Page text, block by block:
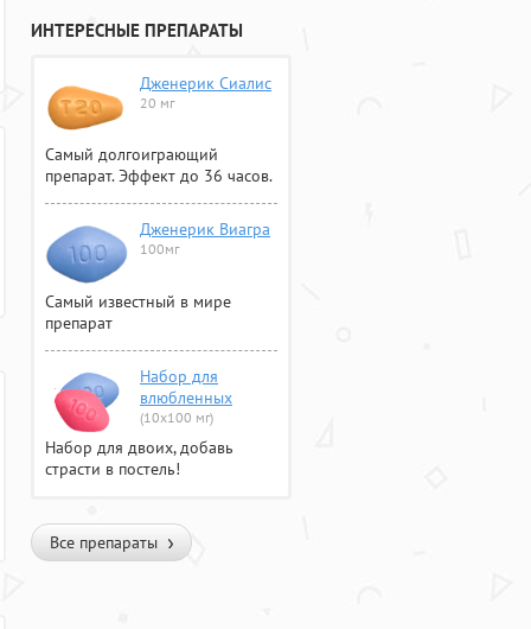
ИНТЕРЕСНЫЕ ПРЕПАРАТЫ
Дженерик Сиалис
20 мг
Самый долгоиграющий
препарат. Эффект до 36 часов.
Дженерик Виагра
100мг
Самый известный в мире
препарат
Набор для
влюбленных
(10х100 мг)
Набор для двоих, добавь
страсти в постель!
Все препараты